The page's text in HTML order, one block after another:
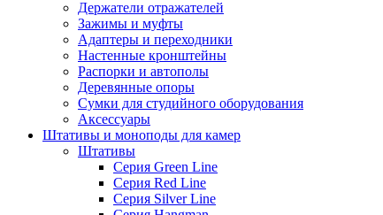
Держатели отражателей
Зажимы и муфты
Адаптеры и переходники
Настенные кронштейны
Распорки и автополы
Деревянные опоры
Сумки для студийного оборудования
Аксессуары
Штативы и моноподы для камер
Штативы
Серия Green Line
Серия Red Line
Серия Silver Line